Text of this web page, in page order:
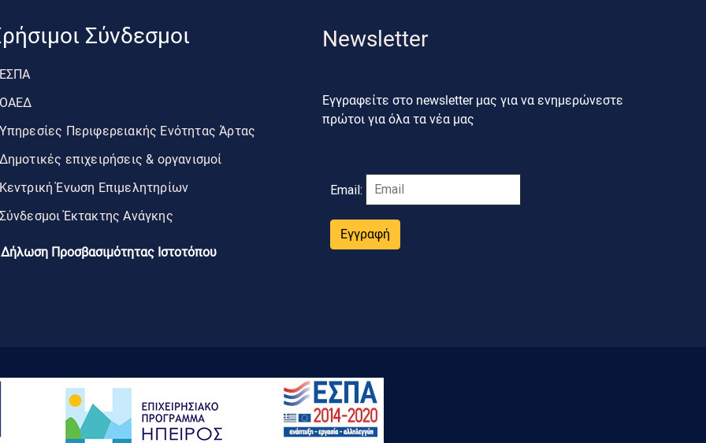
Σύνδεσμοι
Περιφερειακής Ενότητας Άρτας
επιχειρήσεις & οργανισμοί
Ένωση Επιμελητηρίων
Έκτακτης Ανάγκης
Δήλωση Προσβασιμότητας Ιστοτόπου
Newsletter
Εγγραφείτε στο newsletter μας για να ενημερώνεστε
πρώτοι για όλα τα νέα μας
Email:
Εγγραφή